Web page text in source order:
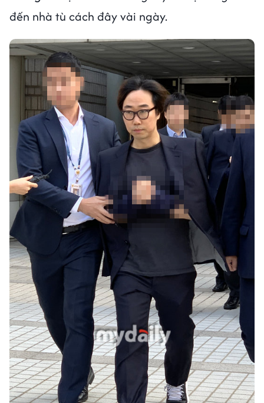
đến nhà tù cách đây vài ngày.